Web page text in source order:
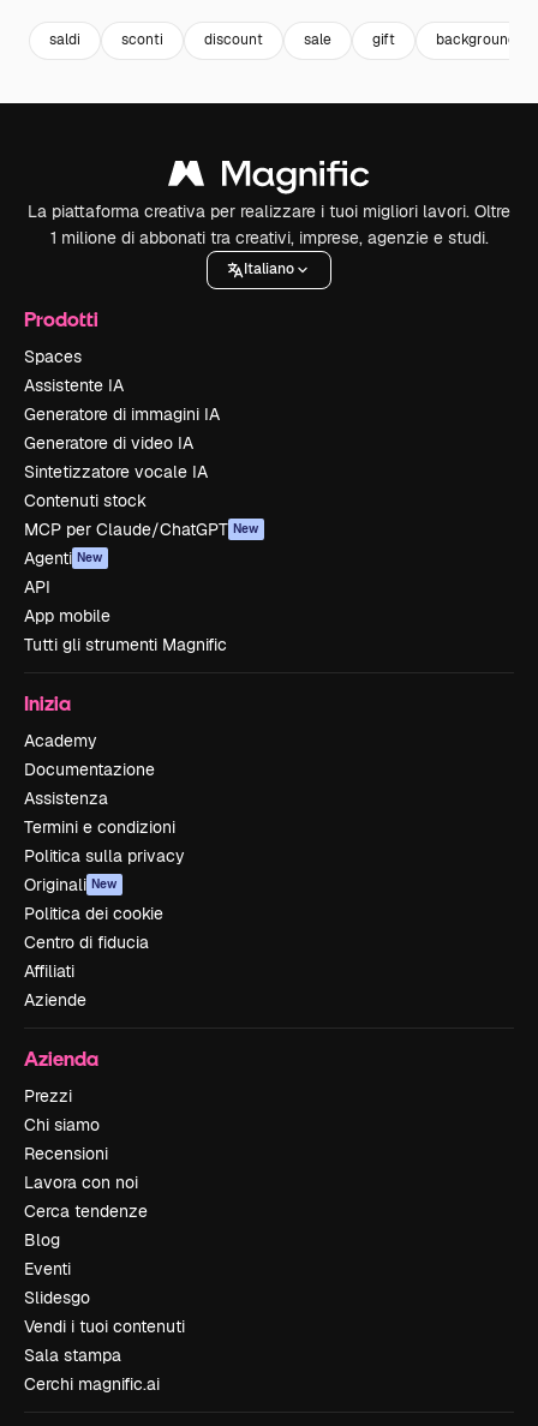
saldi sconti discount sale gift background
La piattaforma creativa per realizzare i tuoi migliori lavori. Oltre
1 milione di abbonati tra creativi, imprese, agenzie e studi.
Italiano
Prodotti
Spaces
Assistente IA
Generatore di immagini IA
Generatore di video IA
Sintetizzatore vocale IA
Contenuti stock
MCP per Claude/ChatGPT New
Agenti New
API
App mobile
Tutti gli strumenti Magnific
Inizia
Academy
Documentazione
Assistenza
Termini e condizioni
Politica sulla privacy
Originali New
Politica dei cookie
Centro di fiducia
Affiliati
Aziende
Azienda
Prezzi
Chi siamo
Recensioni
Lavora con noi
Cerca tendenze
Blog
Eventi
Slidesgo
Vendi i tuoi contenuti
Sala stampa
Cerchi magnific.ai